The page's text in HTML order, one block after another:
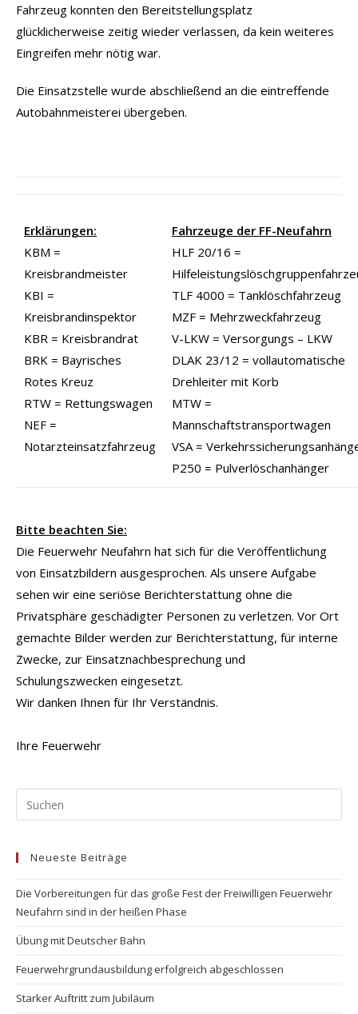
Fahrzeug konnten den Bereitstellungsplatz
glücklicherweise zeitig wieder verlassen, da kein weiteres
Eingreifen mehr nötig war.
Die Einsatzstelle wurde abschließend an die eintreffende
Autobahnmeisterei übergeben.
Erklärungen:
KBM =
Kreisbrandmeister
KBI =
Kreisbrandinspektor
KBR = Kreisbrandrat
BRK = Bayrisches
Rotes Kreuz
RTW = Rettungswagen
NEF =
Notarzteinsatzfahrzeug
Fahrzeuge der FF-Neufahrn
HLF 20/16 =
TLF 4000 = Tanklöschfahrzeug
MZF = Mehrzweckfahrzeug
V-LKW = Versorgungs – LKW
DLAK 23/12 = vollautomatische
Drehleiter mit Korb
MTW =
Mannschaftstransportwagen
VSA =
P250 = Pulverlöschanhänger
Bitte beachten Sie:
Die Feuerwehr Neufahrn hat sich für die Veröffentlichung
von Einsatzbildern ausgesprochen. Als unsere Aufgabe
sehen wir eine seriöse Berichterstattung ohne die
Privatsphäre geschädigter Personen zu verletzen. Vor Ort
gemachte Bilder werden zur Berichterstattung, für interne
Zwecke, zur Einsatznachbesprechung und
Schulungszwecken eingesetzt.
Wir danken Ihnen für Ihr Verständnis.
Ihre Feuerwehr
Neueste Beiträge
Die Vorbereitungen für das große Fest der Freiwilligen Feuerwehr
Neufahrn sind in der heißen Phase
Übung mit Deutscher Bahn
Feuerwehrgrundausbildung erfolgreich abgeschlossen
Starker Auftritt zum Jubiläum